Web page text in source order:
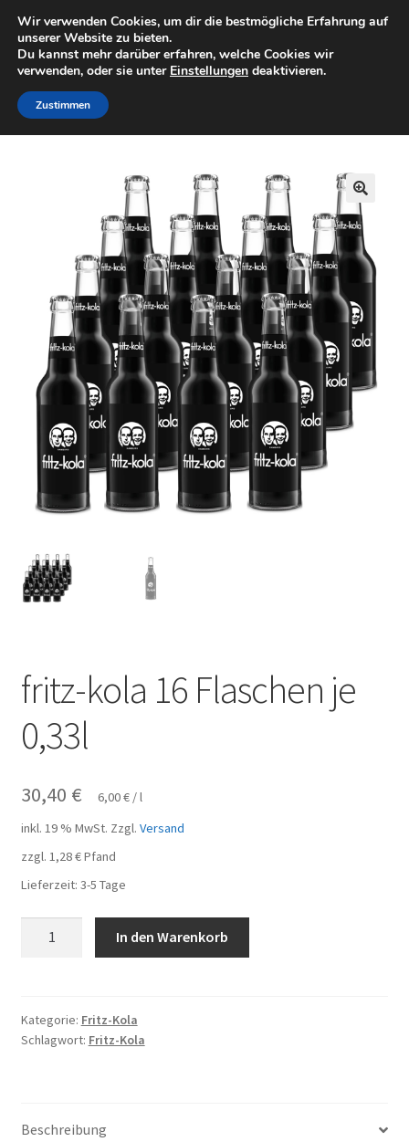
Zur
Navigation
springen
Zum
Inhalt
springen
Minigolfartikel
Shop
Mein Konto
Start Getränke
🔍
fritz-kola 16 Flaschen je
0,33l
30,40 € 6,00€ /l
inkl. 19 % MwSt. Zzgl. Versand
zzgl. 1,28€Pfand
Lieferzeit: 3-5 Tage
je
0,33l
In den Warenkorb
Kategorie: Fritz-Kola
Schlagwort: Fritz-Kola
Beschreibung
Wir verwenden Cookies, um dir die bestmögliche Erfahrung auf
unserer Website zu bieten.
Du kannst mehr darüber erfahren, welche Cookies wir
verwenden, oder sie unter Einstellungen deaktivieren.
Zustimmen